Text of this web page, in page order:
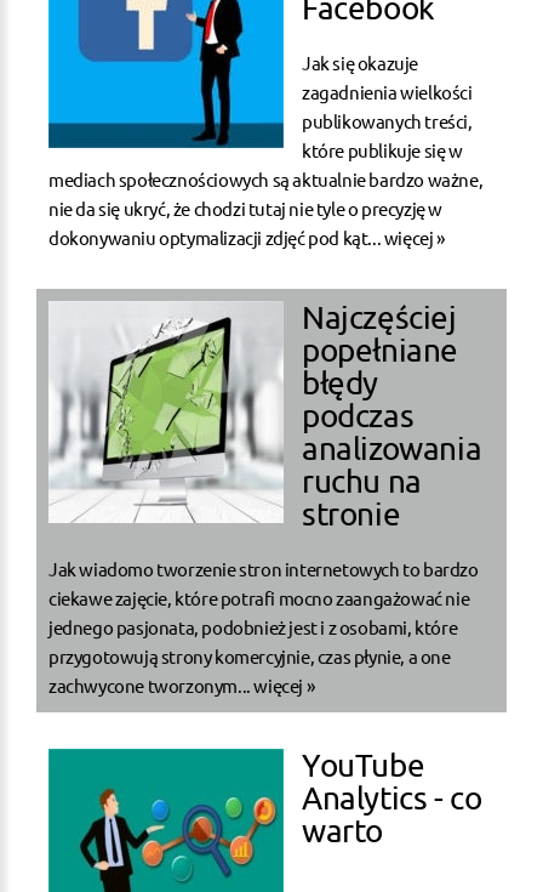
Facebook
Jak się okazuje
zagadnienia wielkości
publikowanych treści,
które publikuje się w
mediach społecznościowych są aktualnie bardzo ważne,
nie da się ukryć, że chodzi tutaj nie tyle o precyzję w
dokonywaniu optymalizacji zdjęć pod kąt... więcej »
Najczęściej
popełniane
błędy
podczas
analizowania
ruchu na
stronie
Jak wiadomo tworzenie stron internetowych to bardzo
ciekawe zajęcie, które potrafi mocno zaangażować nie
jednego pasjonata, podobnież jest i z osobami, które
przygotowują strony komercyjnie, czas płynie, a one
zachwycone tworzonym...więcej »
YouTube
Analytics - co
warto